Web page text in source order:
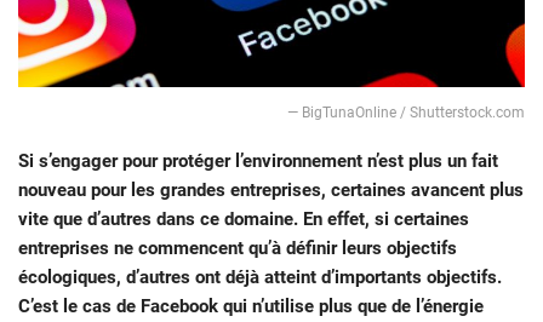
— BigTunaOnline / Shutterstock.com
Si s’engager pour protéger l’environnement n’est plus un fait
nouveau pour les grandes entreprises, certaines avancent plus
vite que d’autres dans ce domaine. En effet, si certaines
entreprises ne commencent qu’à définir leurs objectifs
écologiques, d’autres ont déjà atteint d’importants objectifs.
C’est le cas de Facebook qui n’utilise plus que de l’énergie